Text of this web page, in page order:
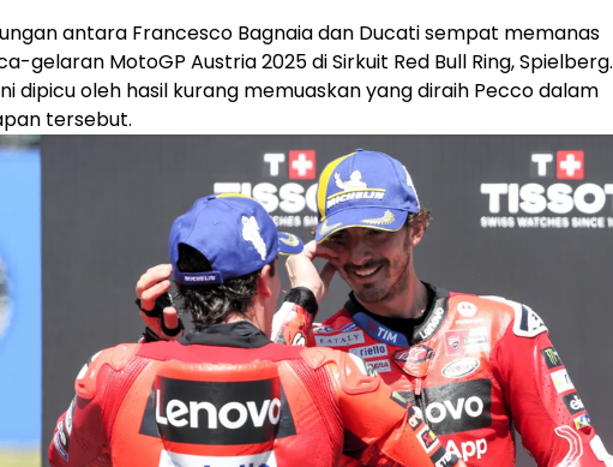
antara Francesco Bagnaia dan Ducati sempat memanas
gelaran MotoGP Austria 2025 di Sirkuit Red Bull Ring, Spielberg.
dipicu oleh hasil kurang memuaskan yang diraih Pecco dalam
tersebut.